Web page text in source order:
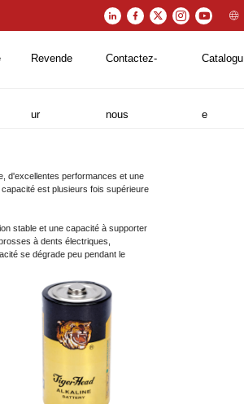
Revende
ur
Contactez-
nous
Catalogu
e
d'excellentes performances et une
est plusieurs fois supérieure
stable et une capacité à supporter
à dents électriques,
se dégrade peu pendant le